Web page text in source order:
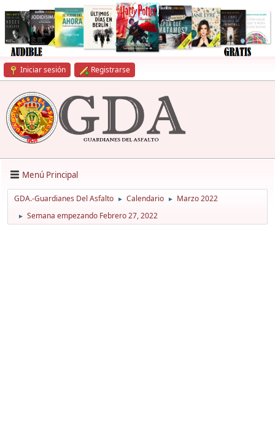
Iniciar sesión Registrarse
Menú Principal
GDA.-Guardianes Del Asfalto ► Calendario ► Marzo 2022
► Semana empezando Febrero 27, 2022